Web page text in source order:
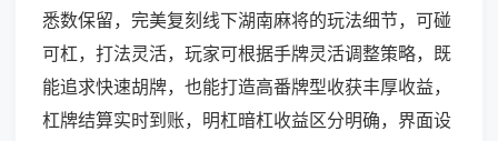
悉数保留，完美复刻线下湖南麻将的玩法细节，可碰
可杠，打法灵活，玩家可根据手牌灵活调整策略，既
能追求快速胡牌，也能打造高番牌型收获丰厚收益，
杠牌结算实时到账，明杠暗杠收益区分明确，界面设